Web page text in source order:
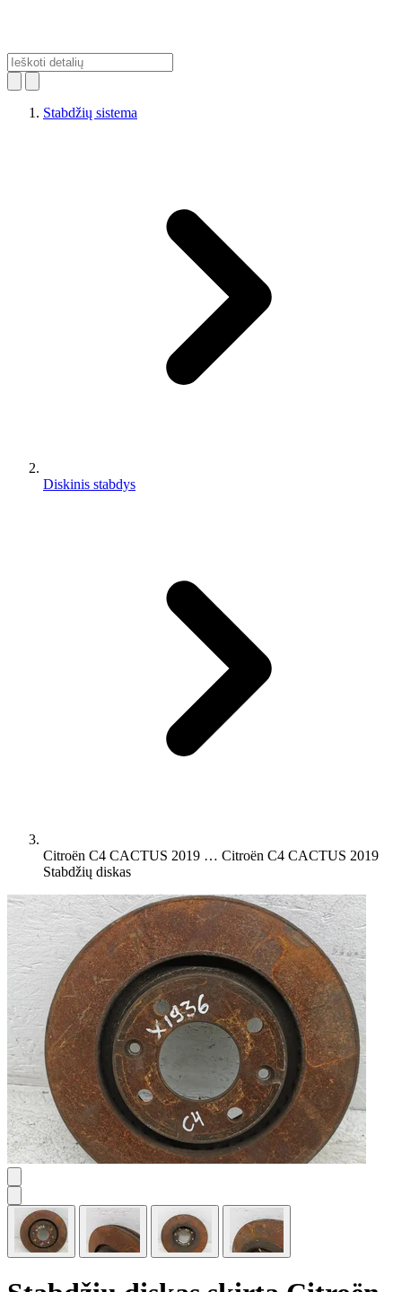
Stabdžių sistema
Diskinis stabdys
Citroën C4 CACTUS 2019 … Citroën C4 CACTUS 2019
Stabdžių diskas